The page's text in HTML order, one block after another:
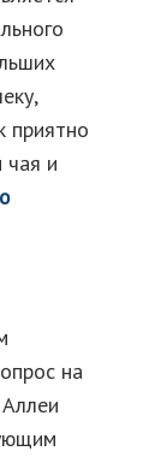
приятно
чая и
на